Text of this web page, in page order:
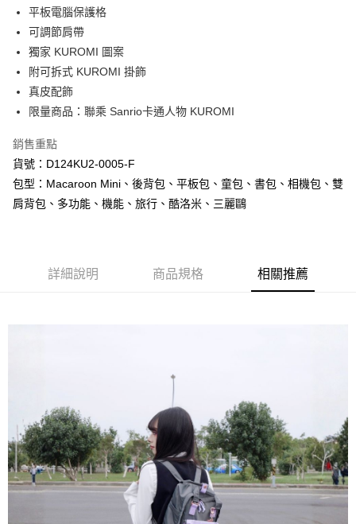
悠遊付
Google Pay
AFTEE先享後付
相關說明
【關於「AFTEE先享後付」】
AFTEE先享後付是「在收到商品之後才付款」的支付方式。 讓您購物簡單
１．簡單：不需註冊會員、不需綁卡、不需儲值。
２．便利：只要手機號碼，簡訊認證，即可結帳。
【「AFTEE先享後付」結帳流程】
ATM／網路銀行／等多元方式進行付款，方視為交易完成。
※ 請注意：結帳手續完成當下不需立刻繳費，但若您需要取消訂單，請聯絡
１．透過由恩沛科技股份有限公司提供之「AFTEE先享後付」服務完成之交
易，需依本服務之必要範圍內提供個人資料，並將交易相關給付款項請求債
權轉讓予恩沛科技股份有限公司。
２．關於個人資料處理事宜，請瀏覽以下網址：
https://aftee.tw/terms/#terms3
３．未成年的使用者請事先徵得法定代理人或監護人之同意方可使用
「AFTEE先享後付」，若未經同意申辦者引起之損失，本公司不負相關責
４．使用「AFTEE先享後付」時，將依據個別帳號之用戶狀況，依本公司即
ATM付款
全家取貨付款
每筆NT$60，滿NT$1,000(含以上)免運費
萊爾富取貨付款
每筆NT$60，滿NT$1,000(含以上)免運費
付款後7-11取貨
每筆NT$60，滿NT$1,000(含以上)免運費
宅配
每筆NT$150，滿NT$1,000(含以上)免運費
平板電腦保護格
可調節肩帶
獨家 KUROMI 圖案
附可拆式 KUROMI 掛飾
真皮配飾
限量商品：聯乘 Sanrio卡通人物 KUROMI
銷售重點
貨號：D124KU2-0005-F
包型：Macaroon Mini、後背包、平板包、童包、書包、相機包、雙
肩背包、多功能、機能、旅行、酷洛米、三麗鷗
詳細說明 商品規格 相關推薦